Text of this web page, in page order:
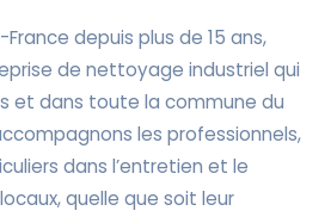
depuis plus de 15 ans,
de nettoyage industriel qui
et dans toute la commune du
les professionnels,
dans l’entretien et le
quelle que soit leur